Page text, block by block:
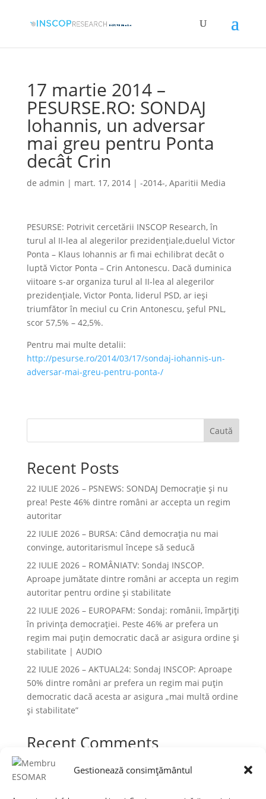
Gestionează consimțământul
17 martie 2014 –
PESURSE.RO: SONDAJ
Iohannis, un adversar
mai greu pentru Ponta
decât Crin
de admin | mart. 17, 2014| -2014-, Aparitii Media
PESURSE: Potrivit cercetării INSCOP Research, în
turul al II-lea al alegerilor prezidenţiale,duelul Victor
Ponta – Klaus Iohannis ar fi mai echilibrat decât o
luptă Victor Ponta – Crin Antonescu. Dacă duminica
viitoare s-ar organiza turul al II-lea al alegerilor
prezidenţiale, Victor Ponta, liderul PSD, ar ieşi
triumfător în meciul cu Crin Antonescu, şeful PNL,
scor 57,5% – 42,5%.
Pentru mai multe detalii:
http://pesurse.ro/2014/03/17/sondaj-iohannis-un-
adversar-mai-greu-pentru-ponta-/
Caută
Recent Posts
22 IULIE 2026 – PSNEWS: SONDAJ Democrație și nu
prea! Peste 46% dintre români ar accepta un regim
autoritar
22 IULIE 2026 – BURSA: Când democraţia nu mai
convinge, autoritarismul începe să seducă
22 IULIE 2026 – ROMÂNIATV: Sondaj INSCOP.
Aproape jumătate dintre români ar accepta un regim
autoritar pentru ordine și stabilitate
22 IULIE 2026 – EUROPAFM: Sondaj: românii, împărțiți
în privința democrației. Peste 46% ar prefera un
regim mai puțin democratic dacă ar asigura ordine și
stabilitate | AUDIO
22 IULIE 2026 – AKTUAL24: Sondaj INSCOP: Aproape
50% dintre români ar prefera un regim mai puțin
democratic dacă acesta ar asigura „mai multă ordine
și stabilitate”
Recent Comments
Niciun comentariu de arătat.